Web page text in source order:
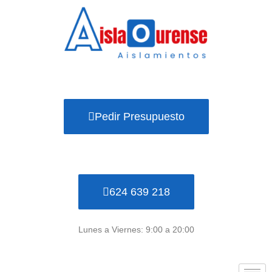
Pedir Presupuesto
624 639 218
Lunes a Viernes: 9:00 a 20:00